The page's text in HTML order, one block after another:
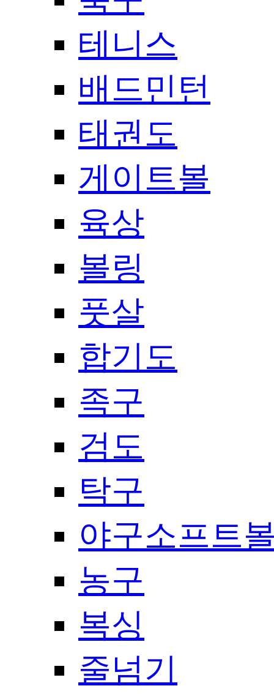
테니스
배드민턴
태권도
게이트볼
육상
볼링
풋살
합기도
족구
검도
탁구
야구소프트
농구
복싱
줄넘기